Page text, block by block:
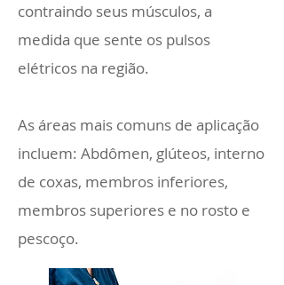
contraindo seus músculos, a
medida que sente os pulsos
elétricos na região.
As áreas mais comuns de aplicação
incluem: Abdômen, glúteos, interno
de coxas, membros inferiores,
membros superiores e no rosto e
pescoço.